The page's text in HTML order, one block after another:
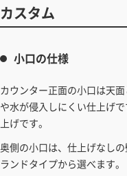
カスタム
小口の仕様
カウンター正面の小口は天
や水が侵入しにくい仕上げ
上げです。
奥側の小口は、仕上げなし
ランドタイプから選べます。